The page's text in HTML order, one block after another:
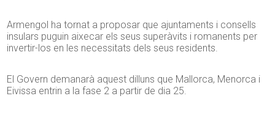
Armengol ha tornat a proposar que ajuntaments i consells
insulars puguin aixecar els seus superàvits i romanents per
invertir-los en les necessitats dels seus residents.
El Govern demanarà aquest dilluns que Mallorca, Menorca i
Eivissa entrin a la fase 2 a partir de dia 25.